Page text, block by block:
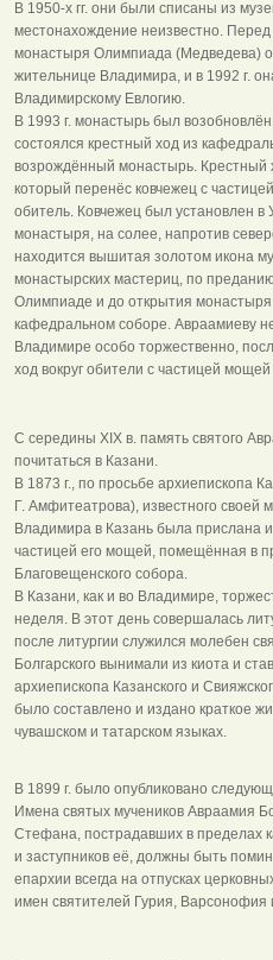
В 1950-х гг. они были списаны из
местонахождение неизвестно.
монастыря Олимпиада (Медведева)
жительнице Владимира, и в 1992 г.
Владимирскому Евлогию.
В 1993 г. монастырь был
состоялся крестный ход из
возрождённый монастырь. Крестный
который перенёс ковчежец с
обитель. Ковчежец был установлен в
монастыря, на солее, напротив
находится вышитая золотом икона
монастырских мастериц, по
Олимпиаде и до открытия
кафедральном соборе. Авраамиеву
Владимире особо торжественно,
ход вокруг обители с частицей мощей
С середины XIX в. память святого
почитаться в Казани.
В 1873 г., по просьбе архиепископа
Г. Амфитеатрова), известного своей
Владимира в Казань была прислана
частицей его мощей, помещённая в
Благовещенского собора.
В Казани, как и во Владимире,
неделя. В этот день совершалась
после литургии служился молебен
Болгарского вынимали из киота и
архиепископа Казанского и
было составлено и издано краткое
чувашском и татарском языках.
В 1899 г. было опубликовано
Имена святых мучеников Авраамия
Стефана, пострадавших в пределах
и заступников её, должны быть
епархии всегда на отпусках
имен святителей Гурия, Варсонофия